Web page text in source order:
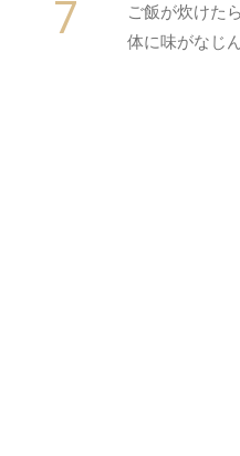
ご飯が炊けた
体に味がなじ